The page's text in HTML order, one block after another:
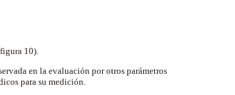
10).
en la evaluación por otros parámetros
para su medición.